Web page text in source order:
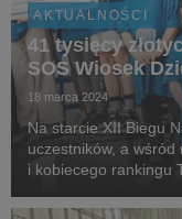
AKTUALNOŚCI
41 tysięcy
SOS Wiosek
18 marca 2024
Na starcie XII Biegu
uczestników, a wśród
i kobiecego rankingu
na rzecz